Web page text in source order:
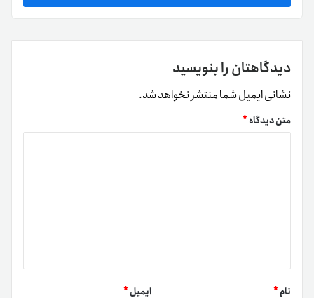
دیدگاهتان را بنویسید
نشانی ایمیل شما منتشر نخواهد شد.
متن دیدگاه*
نام* ایمیل*